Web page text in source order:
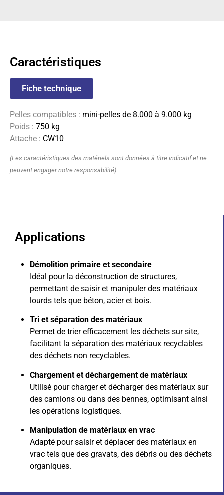
Applications
Démolition primaire et secondaire
Idéal pour la déconstruction de structures,
permettant de saisir et manipuler des matériaux
lourds tels que béton, acier et bois.
Tri et séparation des matériaux
Permet de trier efficacement les déchets sur site,
facilitant la séparation des matériaux recyclables
des déchets non recyclables.
Chargement et déchargement de matériaux
Utilisé pour charger et décharger des matériaux sur
des camions ou dans des bennes, optimisant ainsi
les opérations logistiques.
Manipulation de matériaux en vrac
Adapté pour saisir et déplacer des matériaux en
vrac tels que des gravats, des débris ou des déchets
organiques.
Caractéristiques
Fiche technique
Pelles compatibles : mini-pelles de 8.000 à 9.000 kg
Poids : 750 kg
Attache : CW10
(Les caractéristiques des matériels sont données à titre indicatif et ne
peuvent engager notre responsabilité)